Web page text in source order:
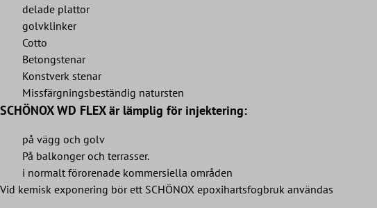
delade plattor
golvklinker
Cotto
Betongstenar
Konstverk stenar
Missfärgningsbeständig natursten
SCHÖNOX WD FLEX är lämplig för injektering:
på vägg och golv
På balkonger och terrasser.
i normalt förorenade kommersiella områden
Vid kemisk exponering bör ett SCHÖNOX epoxihartsfogbruk användas